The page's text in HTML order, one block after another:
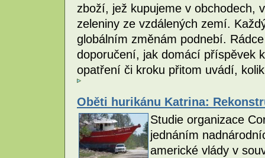
zboží, jež kupujeme v obchodech,
zeleniny ze vzdálených zemí.
globálním změnám podnebí.
doporučení, jak domácí příspěvek
opatření či kroku přitom uvádí,
Oběti hurikánu Katrina:
Studie organizace
jednáním
americké vlády v